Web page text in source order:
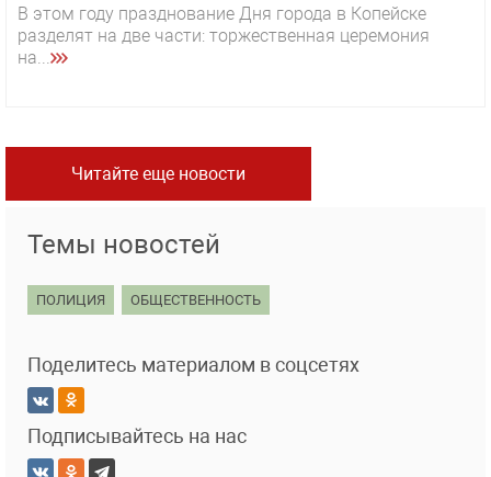
В этом году празднование Дня города в Копейске
разделят на две части: торжественная церемония
на...
Читайте еще новости
Темы новостей
ПОЛИЦИЯ ОБЩЕСТВЕННОСТЬ
Поделитесь материалом в соцсетях
Подписывайтесь на нас